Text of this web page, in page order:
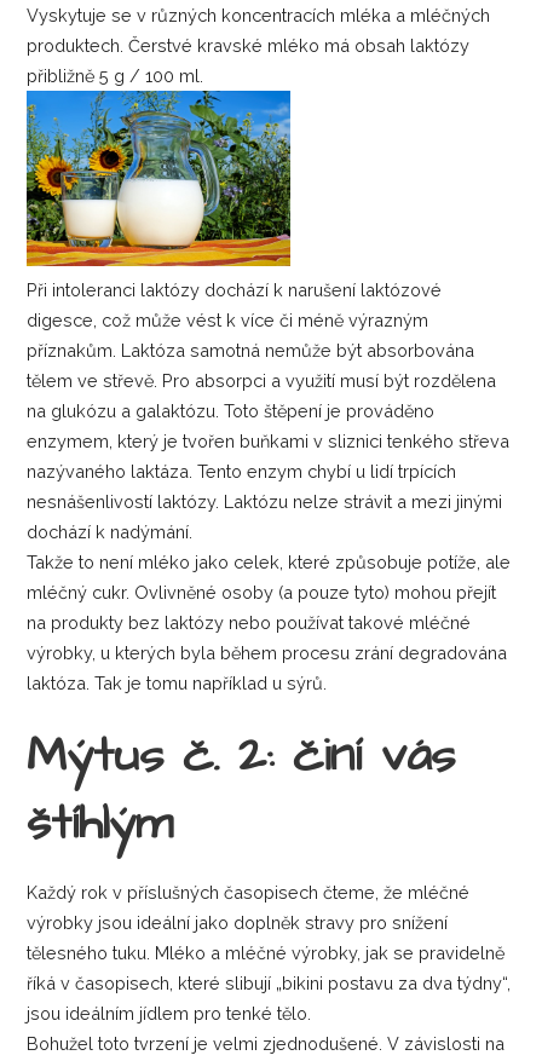
Vyskytuje se v různých koncentracích mléka a mléčných
produktech. Čerstvé kravské mléko má obsah laktózy
přibližně 5 g / 100 ml.
Při intoleranci laktózy dochází k narušení laktózové
digesce, což může vést k více či méně výrazným
příznakům. Laktóza samotná nemůže být absorbována
tělem ve střevě. Pro absorpci a využití musí být rozdělena
na glukózu a galaktózu. Toto štěpení je prováděno
enzymem, který je tvořen buňkami v sliznici tenkého střeva
nazývaného laktáza. Tento enzym chybí u lidí trpících
nesnášenlivostí laktózy. Laktózu nelze strávit a mezi jinými
dochází k nadýmání.
Takže to není mléko jako celek, které způsobuje potíže, ale
mléčný cukr. Ovlivněné osoby (a pouze tyto) mohou přejít
na produkty bez laktózy nebo používat takové mléčné
výrobky, u kterých byla během procesu zrání degradována
laktóza. Tak je tomu například u sýrů.
Mýtus č. 2: činí vás
štíhlým
Každý rok v příslušných časopisech čteme, že mléčné
výrobky jsou ideální jako doplněk stravy pro snížení
tělesného tuku. Mléko a mléčné výrobky, jak se pravidelně
říká v časopisech, které slibují „bikini postavu za dva týdny“,
jsou ideálním jídlem pro tenké tělo.
Bohužel toto tvrzení je velmi zjednodušené. V závislosti na